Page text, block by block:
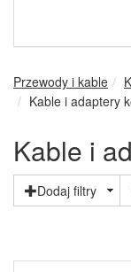
Przewody i kable
Kable i adaptery
Kable i
Dodaj filtry